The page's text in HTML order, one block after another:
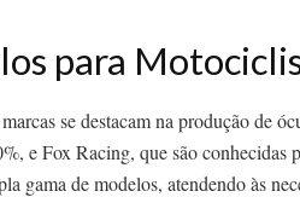
para
se destacam na produção de
e Fox Racing, que são conhecidas
gama de modelos, atendendo às